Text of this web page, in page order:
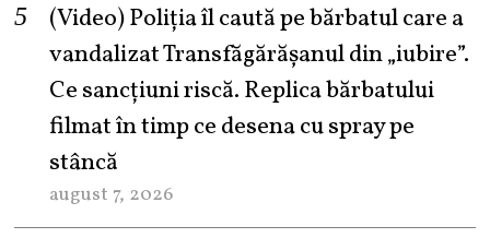
(Video) Poliția îl caută pe bărbatul care a
vandalizat Transfăgărășanul din „iubire”.
Ce sancțiuni riscă. Replica bărbatului
filmat în timp ce desena cu spray pe
stâncă
august 7, 2026